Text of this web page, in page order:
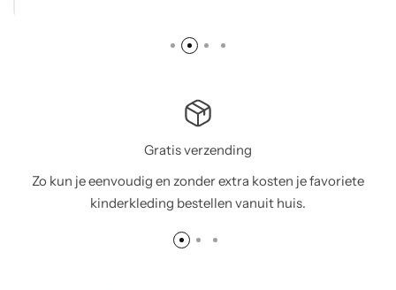
Gratis verzending
Zo kun je eenvoudig en zonder extra kosten je favoriete
kinderkleding bestellen vanuit huis.